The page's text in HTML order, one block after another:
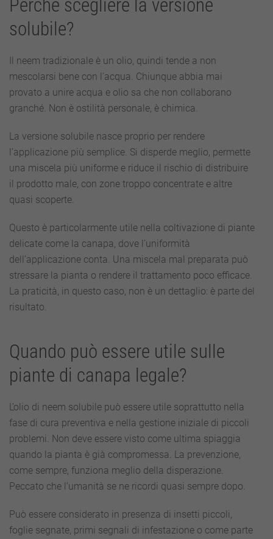
Perché scegliere la versione
solubile?
Il neem tradizionale è un olio, quindi tende a non
mescolarsi bene con l’acqua. Chiunque abbia mai
provato a unire acqua e olio sa che non collaborano
granché. Non è ostilità personale, è chimica.
La versione solubile nasce proprio per rendere
l’applicazione più semplice. Si disperde meglio, permette
una miscela più uniforme e riduce il rischio di distribuire
il prodotto male, con zone troppo concentrate e altre
quasi scoperte.
Questo è particolarmente utile nella coltivazione di piante
delicate come la canapa, dove l’uniformità
dell’applicazione conta. Una miscela mal preparata può
stressare la pianta o rendere il trattamento poco efficace.
La praticità, in questo caso, non è un dettaglio: è parte del
risultato.
Quando può essere utile sulle
piante di canapa legale?
L’olio di neem solubile può essere utile soprattutto nella
fase di cura preventiva e nella gestione iniziale di piccoli
problemi. Non deve essere visto come ultima spiaggia
quando la pianta è già compromessa. La prevenzione,
come sempre, funziona meglio della disperazione.
Peccato che l’umanità se ne ricordi quasi sempre dopo.
Può essere considerato in presenza di insetti piccoli,
foglie segnate, primi segnali di infestazione o come parte